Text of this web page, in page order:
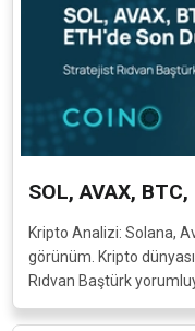
SOL, AVAX,
Kripto Analizi: Solana,
görünüm. Kripto
Rıdvan Baştürk